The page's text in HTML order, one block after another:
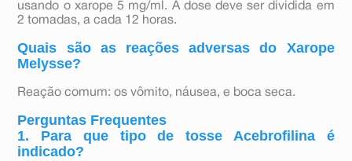
usando o xarope 5 mg/ml. A dose deve ser dividida em
2 tomadas, a cada 12 horas.
Quais são as reações adversas do Xarope
Melysse?
Reação comum: os vômito, náusea, e boca seca.
Perguntas Frequentes
1. Para que tipo de tosse Acebrofilina é
indicado?